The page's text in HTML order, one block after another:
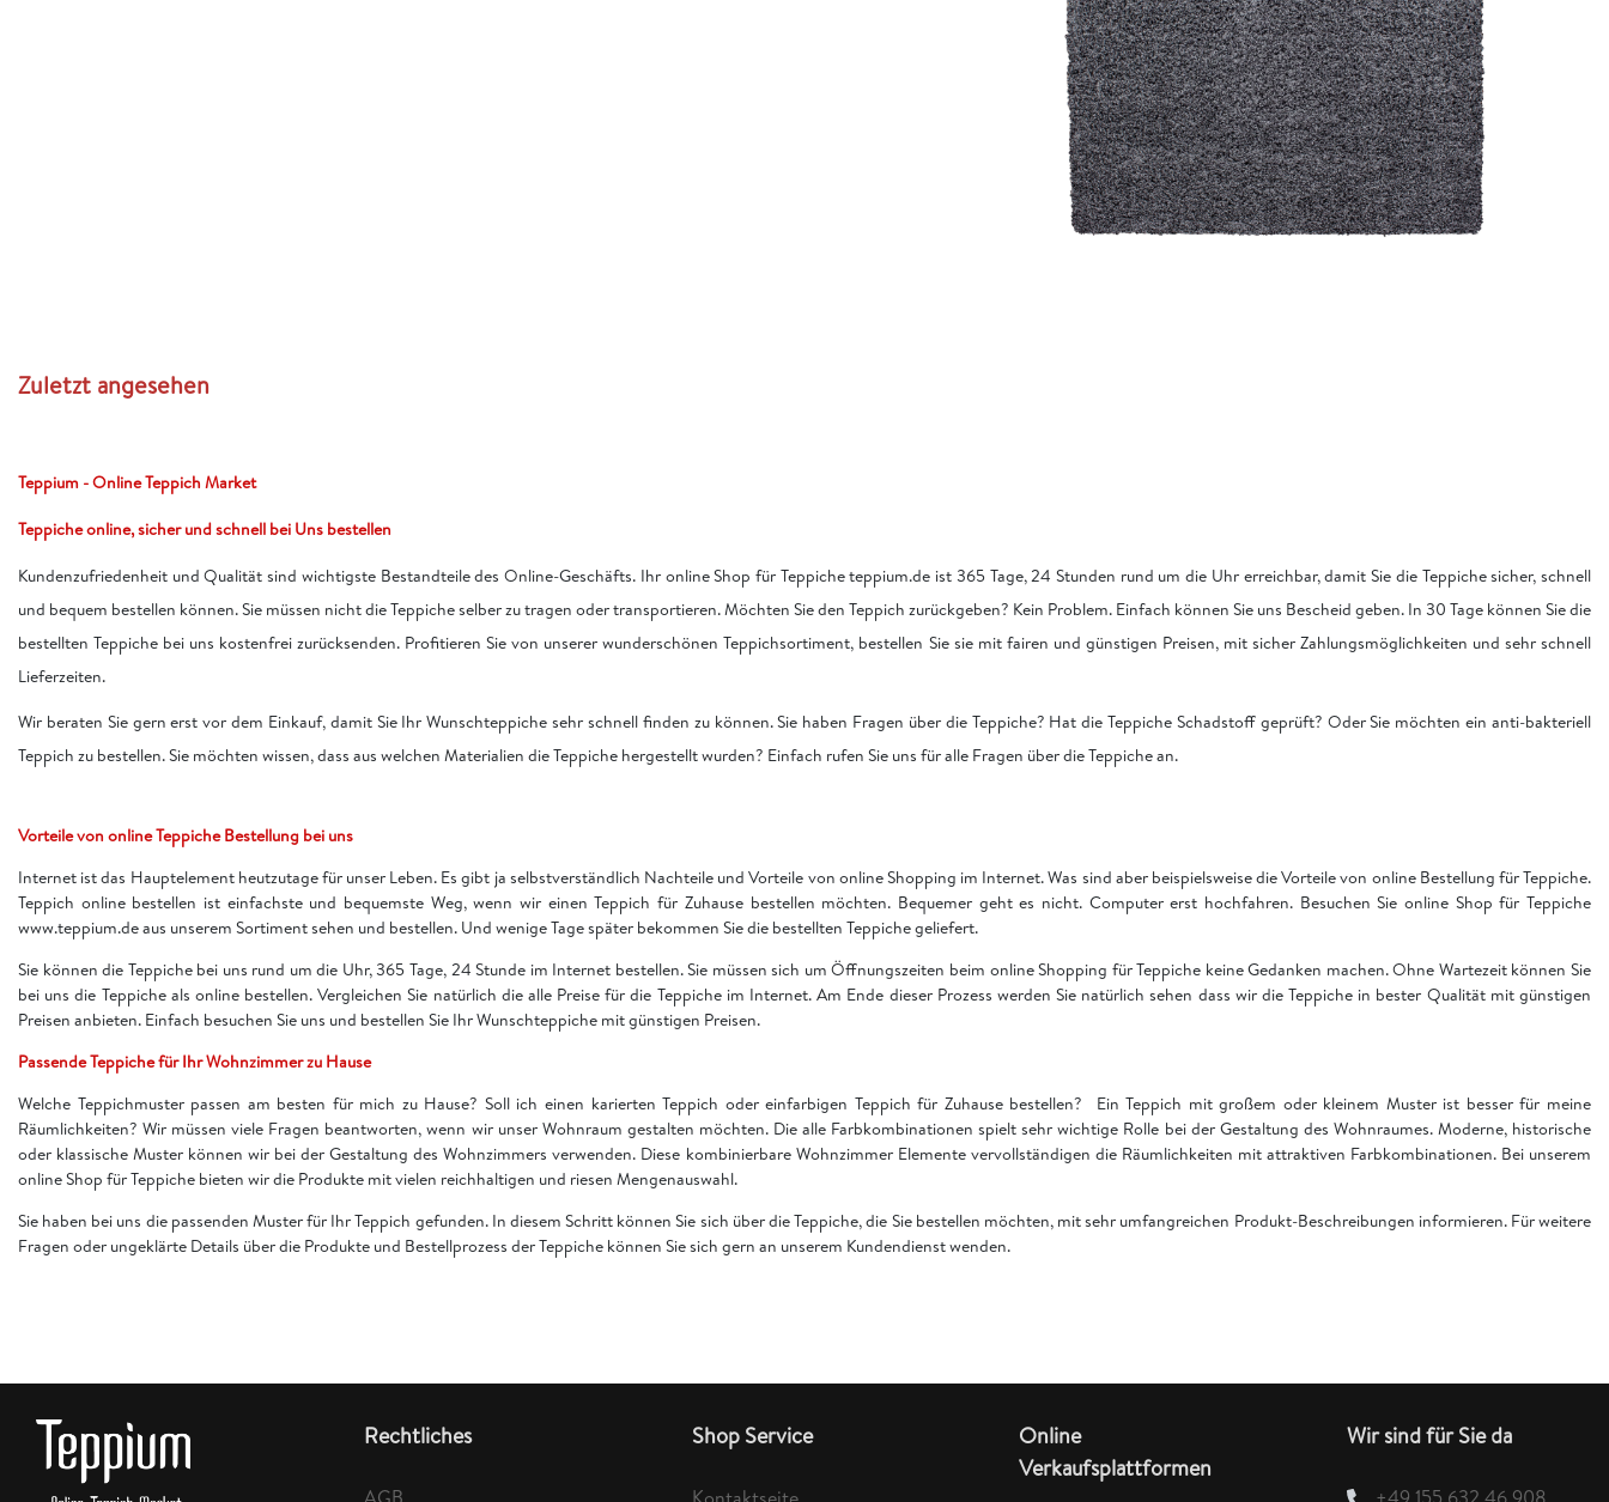
Zuletzt angesehen
Teppium - Online Teppich Market
Teppiche online, sicher und schnell bei Uns bestellen
Kundenzufriedenheit und Qualität sind wichtigste Bestandteile des Online-Geschäfts. Ihr online Shop für Teppiche teppium.de ist 365 Tage, 24 Stunden rund um die Uhr erreichbar, damit Sie die Teppiche sicher, schnell
und bequem bestellen können. Sie müssen nicht die Teppiche selber zu tragen oder transportieren. Möchten Sie den Teppich zurückgeben? Kein Problem. Einfach können Sie uns Bescheid geben. In 30 Tage können Sie die
bestellten Teppiche bei uns kostenfrei zurücksenden. Profitieren Sie von unserer wunderschönen Teppichsortiment, bestellen Sie sie mit fairen und günstigen Preisen, mit sicher Zahlungsmöglichkeiten und sehr schnell
Lieferzeiten.
Wir beraten Sie gern erst vor dem Einkauf, damit Sie Ihr Wunschteppiche sehr schnell finden zu können. Sie haben Fragen über die Teppiche? Hat die Teppiche Schadstoff geprüft? Oder Sie möchten ein anti-bakteriell
Teppich zu bestellen. Sie möchten wissen, dass aus welchen Materialien die Teppiche hergestellt wurden? Einfach rufen Sie uns für alle Fragen über die Teppiche an.
Vorteile von online Teppiche Bestellung bei uns
Internet ist das Hauptelement heutzutage für unser Leben. Es gibt ja selbstverständlich Nachteile und Vorteile von online Shopping im Internet. Was sind aber beispielsweise die Vorteile von online Bestellung für Teppiche.
Teppich online bestellen ist einfachste und bequemste Weg, wenn wir einen Teppich für Zuhause bestellen möchten. Bequemer geht es nicht. Computer erst hochfahren. Besuchen Sie online Shop für Teppiche
www.teppium.de aus unserem Sortiment sehen und bestellen. Und wenige Tage später bekommen Sie die bestellten Teppiche geliefert.
Sie können die Teppiche bei uns rund um die Uhr, 365 Tage, 24 Stunde im Internet bestellen. Sie müssen sich um Öffnungszeiten beim online Shopping für Teppiche keine Gedanken machen. Ohne Wartezeit können Sie
bei uns die Teppiche als online bestellen. Vergleichen Sie natürlich die alle Preise für die Teppiche im Internet. Am Ende dieser Prozess werden Sie natürlich sehen dass wir die Teppiche in bester Qualität mit günstigen
Preisen anbieten. Einfach besuchen Sie uns und bestellen Sie Ihr Wunschteppiche mit günstigen Preisen.
Passende Teppiche für Ihr Wohnzimmer zu Hause
Welche Teppichmuster passen am besten für mich zu Hause? Soll ich einen karierten Teppich oder einfarbigen Teppich für Zuhause bestellen? Ein Teppich mit großem oder kleinem Muster ist besser für meine
Räumlichkeiten? Wir müssen viele Fragen beantworten, wenn wir unser Wohnraum gestalten möchten. Die alle Farbkombinationen spielt sehr wichtige Rolle bei der Gestaltung des Wohnraumes. Moderne, historische
oder klassische Muster können wir bei der Gestaltung des Wohnzimmers verwenden. Diese kombinierbare Wohnzimmer Elemente vervollständigen die Räumlichkeiten mit attraktiven Farbkombinationen. Bei unserem
online Shop für Teppiche bieten wir die Produkte mit vielen reichhaltigen und riesen Mengenauswahl.
Sie haben bei uns die passenden Muster für Ihr Teppich gefunden. In diesem Schritt können Sie sich über die Teppiche, die Sie bestellen möchten, mit sehr umfangreichen Produkt-Beschreibungen informieren. Für weitere
Fragen oder ungeklärte Details über die Produkte und Bestellprozess der Teppiche können Sie sich gern an unserem Kundendienst wenden.
Rechtliches Shop Service
Online
Verkaufsplattformen
Wir sind für Sie da